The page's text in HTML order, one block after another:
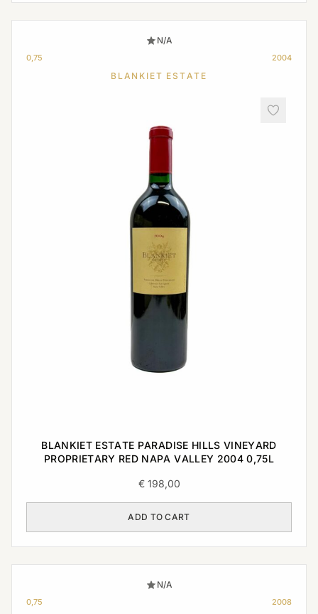
N/A
0,75 2004
BLANKIET ESTATE
BLANKIET ESTATE PARADISE HILLS VINEYARD
PROPRIETARY RED NAPA VALLEY 2004 0,75L
€198,00
ADD TO CART
N/A
0,75 2008